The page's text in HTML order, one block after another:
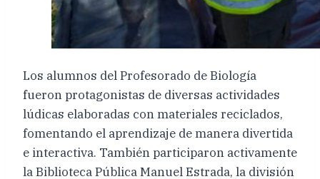
Los alumnos del Profesorado de Biología
fueron protagonistas de diversas actividades
lúdicas elaboradas con materiales reciclados,
fomentando el aprendizaje de manera divertida
e interactiva. También participaron activamente
la Biblioteca Pública Manuel Estrada, la división